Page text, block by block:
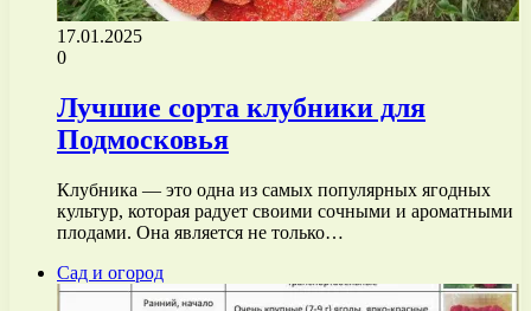
17.01.2025
0
Лучшие сорта клубники для
Подмосковья
Клубника — это одна из самых популярных ягодных
культур, которая радует своими сочными и ароматными
плодами. Она является не только…
Сад и огород